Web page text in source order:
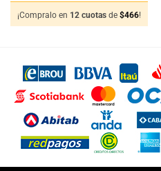
¡Compralo en 12 cuotas de $466!